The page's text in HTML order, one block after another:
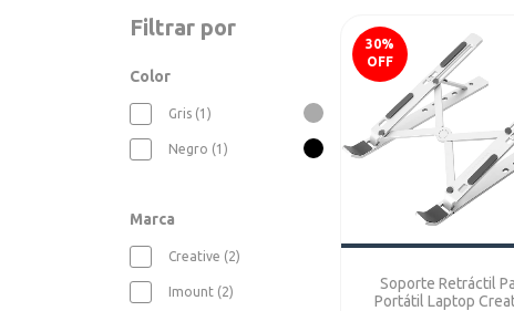
Filtrar por
Color
Gris (1)
Negro (1)
Marca
Creative (2)
Imount (2)
30%
OFF
Soporte Retráctil
Portátil Laptop